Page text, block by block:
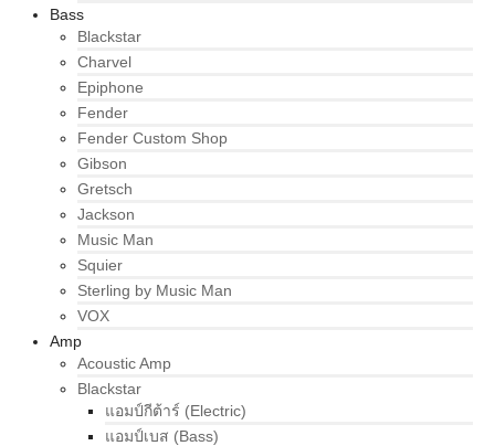
Bass
Blackstar
Charvel
Epiphone
Fender
Fender Custom Shop
Gibson
Gretsch
Jackson
Music Man
Squier
Sterling by Music Man
VOX
Amp
Acoustic Amp
Blackstar
แอมป์กีต้าร์ (Electric)
แอมป์เบส (Bass)